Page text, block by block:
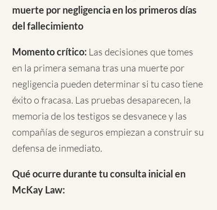
muerte por negligencia en los primeros días
del fallecimiento
Momento crítico: Las decisiones que tomes
en la primera semana tras una muerte por
negligencia pueden determinar si tu caso tiene
éxito o fracasa. Las pruebas desaparecen, la
memoria de los testigos se desvanece y las
compañías de seguros empiezan a construir su
defensa de inmediato.
Qué ocurre durante tu consulta inicial en
McKay Law: